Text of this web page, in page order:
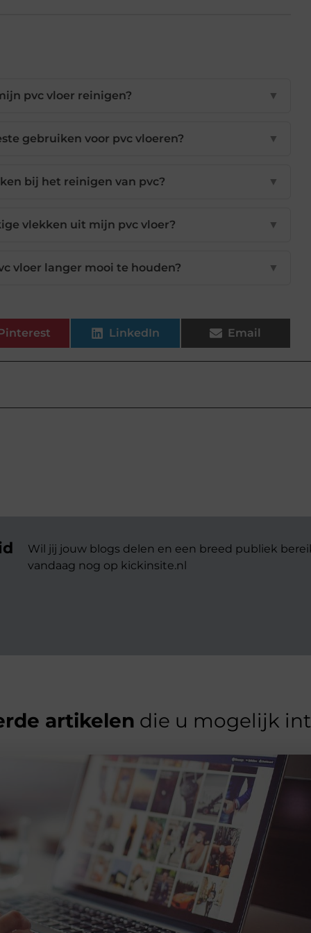
pvc vloer reinigen? ▼
gebruiken voor pvc vloeren? ▼
bij het reinigen van pvc? ▼
vlekken uit mijn pvc vloer? ▼
vloer langer mooi te houden? ▼
LinkedIn Email
Wil jij jouw blogs delen en een breed publiek
vandaag nog op kickinsite.nl
artikelen die u mogelijk